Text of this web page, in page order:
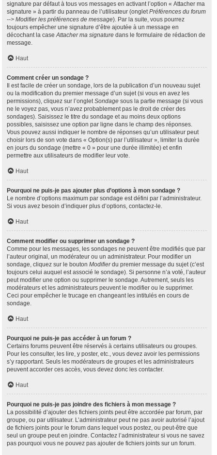
signature par défaut à tous vos messages en activant l’option « Attacher ma
signature » à partir du panneau de l’utilisateur (ongletPréférences du forum
--> Modifier les préférences de message). Par la suite, vous pourrez
toujours empêcher une signature d’être ajoutée à un message en
décochant la caseAttacher ma signature dans le formulaire de rédaction de
message.
Haut
Comment créer un sondage ?
Il est facile de créer un sondage, lors de la publication d’un nouveau sujet
ou la modification du premier message d’un sujet (si vous en avez les
permissions), cliquez sur l’ongletSondage sous la partie message (si vous
ne le voyez pas, vous n’avez probablement pas le droit de créer des
sondages). Saisissez le titre du sondage et au moins deux options
possibles, saisissez une option par ligne dans le champ des réponses.
Vous pouvez aussi indiquer le nombre de réponses qu’un utilisateur peut
choisir lors de son vote dans « Option(s) par l’utilisateur », limiter la durée
en jours du sondage (mettre « 0 » pour une durée illimitée) et enfin
permettre aux utilisateurs de modifier leur vote.
Haut
Pourquoi ne puis-je pas ajouter plus d’options à mon sondage ?
Le nombre d’options maximum par sondage est défini par l’administrateur.
Si vous avez besoin d’indiquer plus d’options, contactez-le.
Haut
Comment modifier ou supprimer un sondage ?
Comme pour les messages, les sondages ne peuvent être modifiés que par
l’auteur original, un modérateur ou un administrateur. Pour modifier un
sondage, cliquez sur le bouton Modifierdu premier message du sujet (c’est
toujours celui auquel est associé le sondage). Si personne n’a voté, l’auteur
peut modifier une option ou supprimer le sondage. Autrement, seuls les
modérateurs et les administrateurs peuvent le modifier ou le supprimer.
Ceci pour empêcher le trucage en changeant les intitulés en cours de
sondage.
Haut
Pourquoi ne puis-je pas accéder à un forum ?
Certains forums peuvent être réservés à certains utilisateurs ou groupes.
Pour les consulter, les lire, y poster, etc., vous devez avoir les permissions
s’y rapportant. Seuls les modérateurs de groupes et les administrateurs
peuvent accorder ces accès, vous devez donc les contacter.
Haut
Pourquoi ne puis-je pas joindre des fichiers à mon message ?
La possibilité d’ajouter des fichiers joints peut être accordée par forum, par
groupe, ou par utilisateur. L’administrateur peut ne pas avoir autorisé l’ajout
de fichiers joints pour le forum dans lequel vous postez, ou peut-être que
seul un groupe peut en joindre. Contactez l’administrateur si vous ne savez
pas pourquoi vous ne pouvez pas ajouter de fichiers joints sur un forum.